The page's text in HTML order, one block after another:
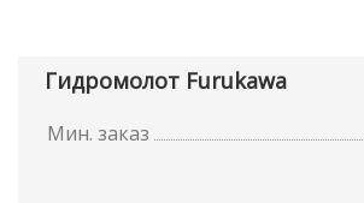
Гидромолот Furukawa
Мин. заказ